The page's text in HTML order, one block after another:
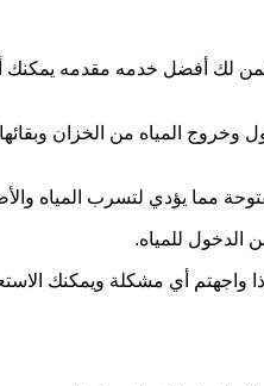
لك أفضل خدمه مقدمه
المياه من الخزان
مما يؤدي لتسرب المياه
الدخول للمياه.
واجهتم أي مشكلة ويمكنك